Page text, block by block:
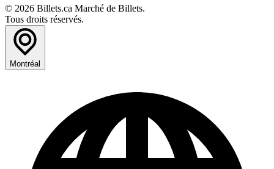
© 2026 Billets.ca Marché de Billets.
Tous droits réservés.
Montréal